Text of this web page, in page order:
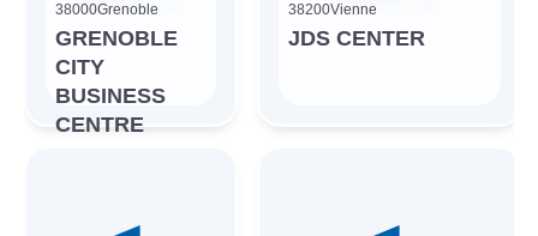
38000Grenoble
GRENOBLE
CITY
BUSINESS
CENTRE
38200Vienne
JDS CENTER